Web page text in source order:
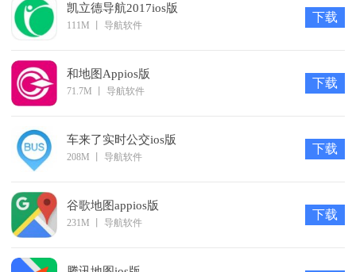
翼，避免拥堵，畅行无阻。
更新日志
2. 修复部分bug
凯立德导航2017ios版
111M 导航软件
下载
和地图Appios版
71.7M 导航软件
下载
车来了实时公交ios版
208M 导航软件
下载
谷歌地图appios版
231M 导航软件
下载